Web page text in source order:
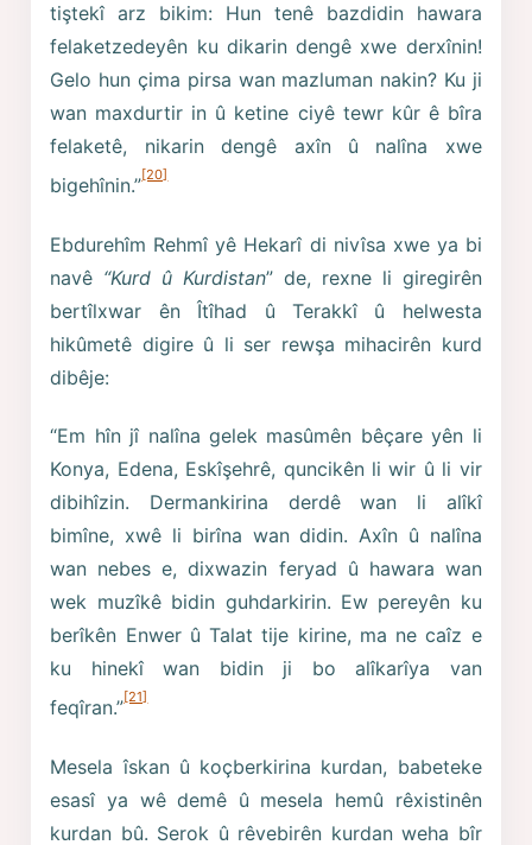
tiştekî arz bikim: Hun tenê bazdidin hawara
felaketzedeyên ku dikarin dengê xwe derxînin!
Gelo hun çima pirsa wan mazluman nakin? Ku ji
wan maxdurtir in û ketine ciyê tewr kûr ê bîra
felaketê, nikarin dengê axîn û nalîna xwe
bigehînin.”[20]
Ebdurehîm Rehmî yê Hekarî di nivîsa xwe ya bi
navê “Kurd û Kurdistan” de, rexne li giregirên
bertîlxwar ên Îtîhad û Terakkî û helwesta
hikûmetê digire û li ser rewşa mihacirên kurd
dibêje:
“Em hîn jî nalîna gelek masûmên bêçare yên li
Konya, Edena, Eskîşehrê, quncikên li wir û li vir
dibihîzin. Dermankirina derdê wan li alîkî
bimîne, xwê li birîna wan didin. Axîn û nalîna
wan nebes e, dixwazin feryad û hawara wan
wek muzîkê bidin guhdarkirin. Ew pereyên ku
berîkên Enwer û Talat tije kirine, ma ne caîz e
ku hinekî wan bidin ji bo alîkarîya van
feqîran.”[21]
Mesela îskan û koçberkirina kurdan, babeteke
esasî ya wê demê û mesela hemû rêxistinên
kurdan bû. Serok û rêvebirên kurdan weha bîr